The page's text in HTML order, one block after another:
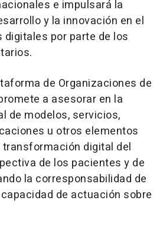
e impulsará la
y la innovación en el
por parte de los
de Organizaciones de
a asesorar en la
de modelos, servicios,
u otros elementos
digital del
de los pacientes y de
la corresponsabilidad de
de actuación sobre